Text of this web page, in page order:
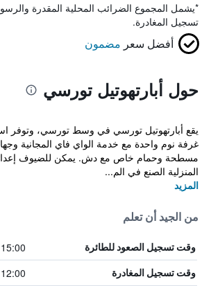
*يشمل المجموع الضرائب المحلية المقدرة
تسجيل المغادرة.
أفضل سعر مضمون
حول أبارتهوتيل تورسي
يقع أبارتهوتيل تورسي في وسط تورسي، وتوفر
غرفة نوم واحدة مع خدمة الواي فاي المجانية
مسطحة وحمام خاص مع دش. يمكن للضيوف
المنزلية الصنع في الم...
المزيد
من الجيد أن تعلم
وقت تسجيل الصعود للطائرة 15:00
وقت تسجيل المغادرة 12:00